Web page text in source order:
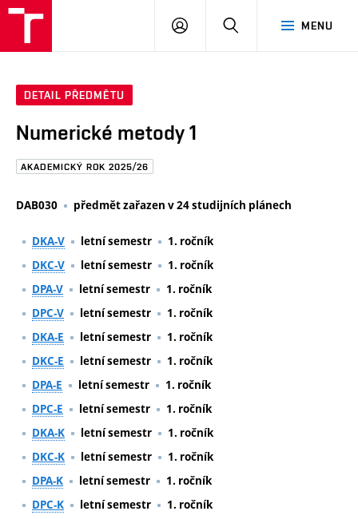
Brno
MENU
PŘIHLÁSIT
DETAIL PŘEDMĚTU
Numerické metody 1
AKADEMICKÝ ROK 2025/26
DAB030 předmět zařazen v 24 studijních plánech
DKA-V letní semestr
1. ročník
DKC-V
letní semestr
1. ročník
DPA-V
letní semestr
1. ročník
DPC-V
letní semestr
1. ročník
DKA-E
letní semestr
1. ročník
DKC-E
letní semestr
1. ročník
DPA-E
letní semestr
1. ročník
DPC-E
letní semestr
1. ročník
DKA-K
letní semestr
1. ročník
DKC-K
letní semestr
1. ročník
DPA-K
letní semestr
1. ročník
DPC-K
letní semestr
1. ročník